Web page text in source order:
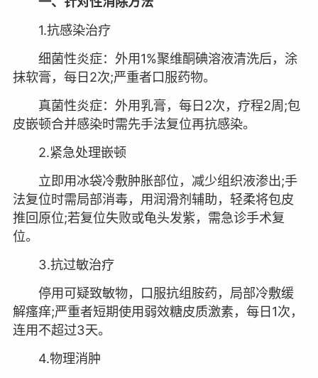
1.抗感染治疗
细菌性炎症：外用1%聚维酮碘溶液清洗后，涂
抹软膏，每日2次;严重者口服药物。
真菌性炎症：外用乳膏，每日2次，疗程2周;包
皮嵌顿合并感染时需先手法复位再抗感染。
2.紧急处理嵌顿
立即用冰袋冷敷肿胀部位，减少组织液渗出;手
法复位时需局部消毒，用润滑剂辅助，轻柔将包皮
推回原位;若复位失败或龟头发紫，需急诊手术复
位。
3.抗过敏治疗
停用可疑致敏物，口服抗组胺药，局部冷敷缓
解瘙痒;严重者短期使用弱效糖皮质激素，每日1次，
连用不超过3天。
4.物理消肿